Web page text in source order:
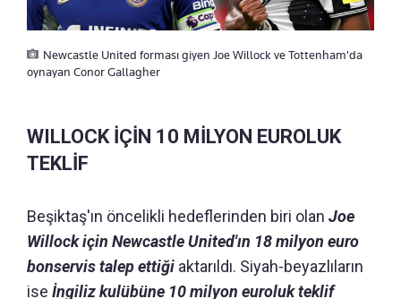
Newcastle United forması giyen Joe Willock ve Tottenham'da
oynayan Conor Gallagher
WILLOCK İÇİN 10 MİLYON EUROLUK
TEKLİF
Beşiktaş'ın öncelikli hedeflerinden biri olan Joe
Willock için Newcastle United'ın 18 milyon euro
bonservis talep ettiği aktarıldı. Siyah-beyazlıların
ise İngiliz kulübüne 10 milyon euroluk teklif